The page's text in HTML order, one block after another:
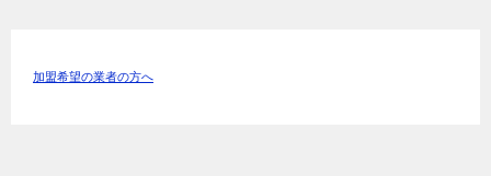
加盟希望の業者の方へ